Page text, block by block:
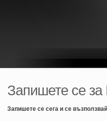
Запишете се за
Запишете се сега и се